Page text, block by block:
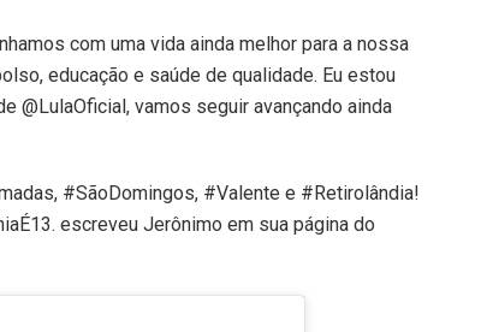
com uma vida ainda melhor para a nossa
educação e saúde de qualidade. Eu estou
@LulaOficial, vamos seguir avançando ainda
#SãoDomingos, #Valente e #Retirolândia!
escreveu Jerônimo em sua página do